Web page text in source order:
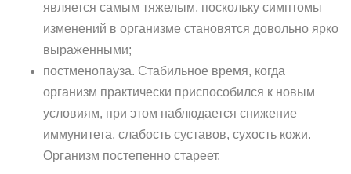
является самым тяжелым, поскольку симптомы
изменений в организме становятся довольно ярко
выраженными;
постменопауза. Стабильное время, когда
организм практически приспособился к новым
условиям, при этом наблюдается снижение
иммунитета, слабость суставов, сухость кожи.
Организм постепенно стареет.